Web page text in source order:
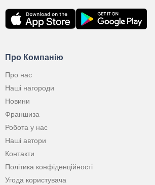
Про Компанію
Про нас
Наші нагороди
Новини
Франшиза
Робота у нас
Наші автори
Контакти
Політика конфіденційності
Угода користувача